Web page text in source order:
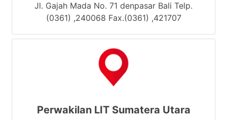
Jl. Gajah Mada No. 71 denpasar Bali Telp.
(0361) ,240068 Fax.(0361) ,421707
Perwakilan LIT Sumatera Utara